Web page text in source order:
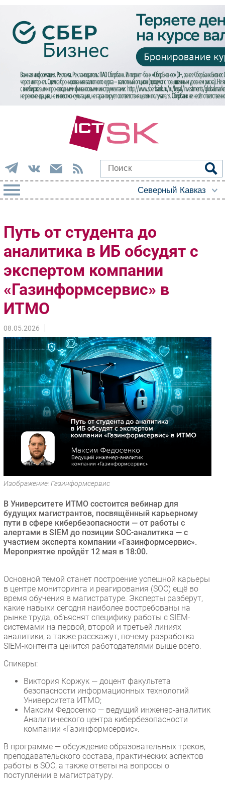
Импорто­замещение
Автоматизация Промышленности
Интернет
Мобильная связь
Фиксированная связь
Интеграция
Рынок ПК
Маркетинг
Торговые сети
Оборудование
ПО
Outsourcing
Кадры
Регулирование
Финансы
Web
Безопасность
Инновации
Гаджеты
Здоровье
РАЗДЕЛЫ
Аналитика
Интервью
Мероприятия
Проекты
IT класс
Тестовый стенд
Каталог компаний
Путь от студента до
аналитика в ИБ обсудят с
экспертом компании
«Газинформсервис» в
ИТМО
08.05.2026
Изображение: Газинформсервис
В Университете ИТМО состоится вебинар для
будущих магистрантов, посвящённый карьерному
пути в сфере кибербезопасности — от работы с
алертами в SIEM до позиции SOC-аналитика — с
участием эксперта компании «Газинформсервис».
Мероприятие пройдёт 12 мая в 18:00.
Основной темой станет построение успешной карьеры
в центре мониторинга и реагирования (SOC) ещё во
время обучения в магистратуре. Эксперты разберут,
какие навыки сегодня наиболее востребованы на
рынке труда, объяснят специфику работы с SIEM-
системами на первой, второй и третьей линиях
аналитики, а также расскажут, почему разработка
SIEM-контента ценится работодателями выше всего.
Спикеры:
Виктория Коржук — доцент факультета
безопасности информационных технологий
Университета ИТМО;
Максим Федосенко — ведущий инженер-аналитик
Аналитического центра кибербезопасности
компании «Газинформсервис».
В программе — обсуждение образовательных треков,
преподавательского состава, практических аспектов
работы в SOC, а также ответы на вопросы о
поступлении в магистратуру.